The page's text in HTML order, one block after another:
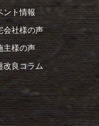
ント情報
会社様の声
主様の声
改良コラム